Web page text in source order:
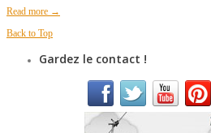
Read more →
Back to Top
Gardez le contact !